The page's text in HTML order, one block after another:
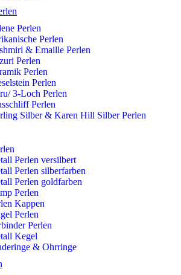
Perlen
Perlen
& Emaille Perlen
Perlen
Perlen
Perlen
3-Loch Perlen
Perlen
Silber & Karen Hill Silber Perlen
Perlen versilbert
Perlen silberfarben
Perlen goldfarben
Perlen
Kappen
Perlen
Perlen
Kegel
& Ohrringe